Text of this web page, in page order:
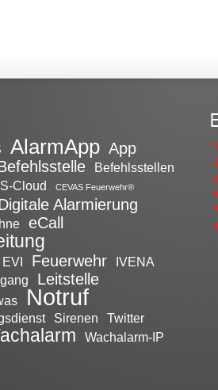
AlarmApp App
Befehlsstellen
Cloud CEVAS Feuerwehr®
Alarmierung
eCall
EVI Feuerwehr
IVENA
Leitstelle
Notruf
Sirenen
Twitter
Wachalarm-IP